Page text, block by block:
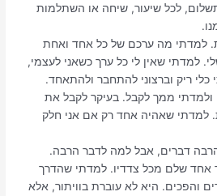
לכל שיעור, שיחה או השתלמות
למדתי מה ערכם של כל אחד ואחת
למדתי שאין לי כל ערך כשאני לעצמי,
כלי ריק וברצוני להתחבר ולהתאחד.
ממך לקבל. בעיקר לקבל את
למדתי שאהיה אחד רק אם אני חלק
דברים, אבל למה לדבר הרבה.
אחד שלם מכל צדדיו. למדתי שהדרך
והפכים. היא לא עוברת בוויתור, אלא